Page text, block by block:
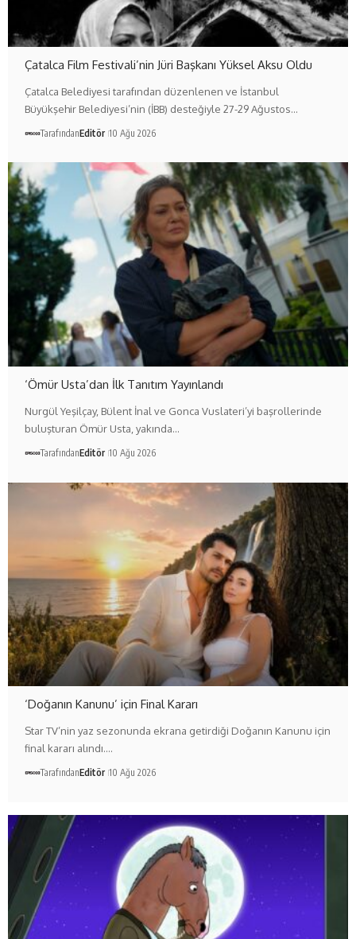
Çatalca Film Festivali’nin Jüri Başkanı Yüksel Aksu Oldu
Çatalca Belediyesi tarafından düzenlenen ve İstanbul
Büyükşehir Belediyesi’nin (İBB) desteğiyle 27-29 Ağustos…
TarafındanEditör 10 Ağu 2026
‘Ömür Usta’dan İlk Tanıtım Yayınlandı
Nurgül Yeşilçay, Bülent İnal ve Gonca Vuslateri’yi başrollerinde
buluşturan Ömür Usta, yakında…
TarafındanEditör 10 Ağu 2026
‘Doğanın Kanunu’ için Final Kararı
Star TV’nin yaz sezonunda ekrana getirdiği Doğanın Kanunu için
final kararı alındı.…
TarafındanEditör 10 Ağu 2026